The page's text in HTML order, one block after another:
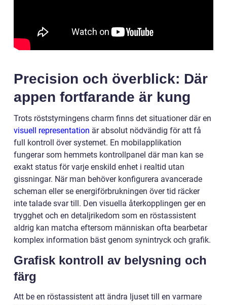
Precision och överblick: Där
appen fortfarande är kung
Trots röststyrningens charm finns det situationer där en
visuell representation är absolut nödvändig för att få
full kontroll över systemet. En mobilapplikation
fungerar som hemmets kontrollpanel där man kan se
exakt status för varje enskild enhet i realtid utan
gissningar. När man behöver konfigurera avancerade
scheman eller se energiförbrukningen över tid räcker
inte talade svar till. Den visuella återkopplingen ger en
trygghet och en detaljrikedom som en röstassistent
aldrig kan matcha eftersom människan ofta bearbetar
komplex information bäst genom synintryck och grafik.
Grafisk kontroll av belysning och
färg
Att be en röstassistent att ändra ljuset till en varmare